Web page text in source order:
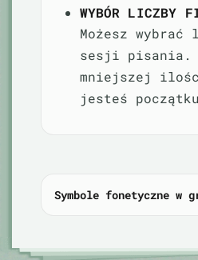
WYBÓR LICZBY
Możesz
sesji pisania.
mniejszej
jesteś
Symbole fonetyczne w